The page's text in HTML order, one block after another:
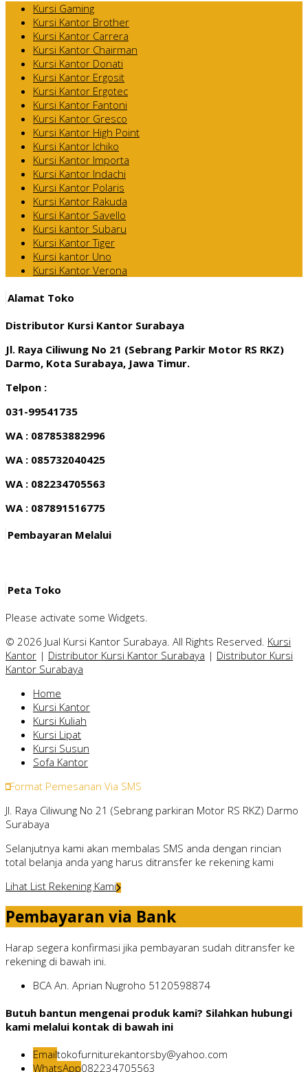
Kursi Gaming
Kursi Kantor Brother
Kursi Kantor Carrera
Kursi Kantor Chairman
Kursi Kantor Donati
Kursi Kantor Ergosit
Kursi Kantor Ergotec
Kursi Kantor Fantoni
Kursi Kantor Gresco
Kursi Kantor High Point
Kursi Kantor Ichiko
Kursi Kantor Importa
Kursi Kantor Indachi
Kursi Kantor Polaris
Kursi Kantor Rakuda
Kursi Kantor Savello
Kursi kantor Subaru
Kursi Kantor Tiger
Kursi kantor Uno
Kursi Kantor Verona
Alamat Toko
Distributor Kursi Kantor Surabaya
Jl. Raya Ciliwung No 21 (Sebrang Parkir Motor RS RKZ)
Darmo, Kota Surabaya, Jawa Timur.
Telpon :
031-99541735
WA : 087853882996
WA : 085732040425
WA : 082234705563
WA : 087891516775
Pembayaran Melalui
Peta Toko
Please activate some Widgets.
© 2026 Jual Kursi Kantor Surabaya. All Rights Reserved. Kursi
Kantor | Distributor Kursi Kantor Surabaya | Distributor Kursi
Kantor Surabaya
Home
Kursi Kantor
Kursi Kuliah
Kursi Lipat
Kursi Susun
Sofa Kantor
Format Pemesanan Via SMS
Jl. Raya Ciliwung No 21 (Sebrang parkiran Motor RS RKZ) Darmo
Surabaya
Selanjutnya kami akan membalas SMS anda dengan rincian
total belanja anda yang harus ditransfer ke rekening kami
Lihat List Rekening Kami
Pembayaran via Bank
Harap segera konfirmasi jika pembayaran sudah ditransfer ke
rekening di bawah ini.
BCA An. Aprian Nugroho 5120598874
Butuh bantun mengenai produk kami? Silahkan hubungi
kami melalui kontak di bawah ini
Emailtokofurniturekantorsby@yahoo.com
WhatsApp082234705563